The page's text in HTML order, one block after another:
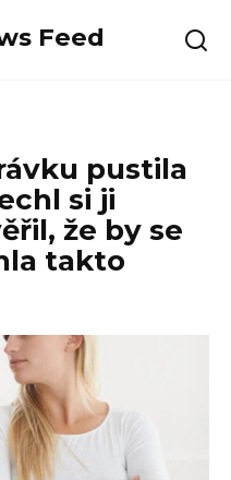
Feed
pustila
si ji
že by se
takto